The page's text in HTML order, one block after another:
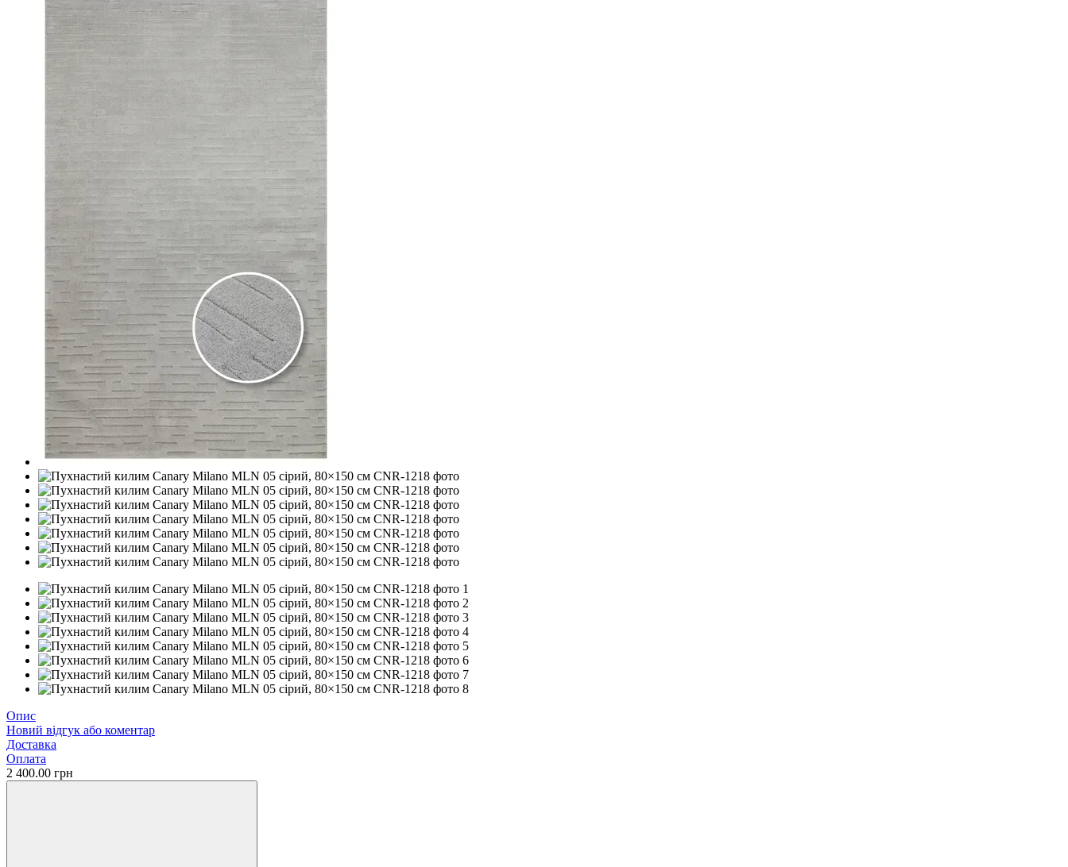
Опис
Новий відгук або коментар
Доставка
Оплата
2 400.00 грн